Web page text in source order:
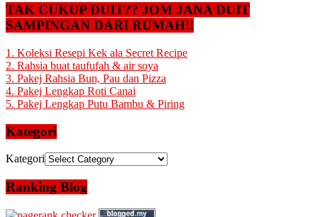
TAK CUKUP DUIT?? JOM JANA DUIT
SAMPINGAN DARI RUMAH!!
1. Koleksi Resepi Kek ala Secret Recipe
2. Rahsia buat taufufah & air soya
3. Pakej Rahsia Bun, Pau dan Pizza
4. Pakej Lengkap Roti Canai
5. Pakej Lengkap Putu Bambu & Piring
Kategori
Kategori
Ranking Blog